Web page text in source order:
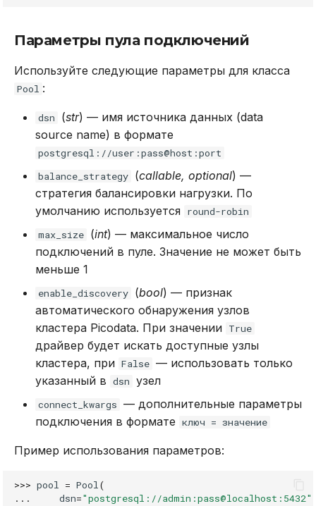
Параметры пула подключений
Используйте следующие параметры для класса
Pool :
dsn (str) — имя источника данных (data
source name) в формате
postgresql://user:pass@host:port
balance_strategy (callable, optional) —
стратегия балансировки нагрузки. По
умолчанию используется round-robin
max_size (int) — максимальное число
подключений в пуле. Значение не может быть
меньше 1
enable_discovery (bool) — признак
автоматического обнаружения узлов
кластера Picodata. При значении True
драйвер будет искать доступные узлы
кластера, при False — использовать только
указанный в dsn узел
connect_kwargs — дополнительные параметры
подключения в формате ключ = значение
Пример использования параметров:
>>> pool = Pool (
...
dsn="postgresql://admin:pass@localhost:5432"